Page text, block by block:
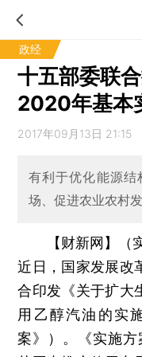
政经
十五部委联
2020年基本
2017年09月13日 21:15
有利于优化能源
场、促进农业农村
【财新网】（
近日，国家发展改
合印发《关于扩大
用乙醇汽油的实
案》）。《实施